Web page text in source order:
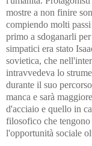
mostre a non finire
compiendo molti
primo a sdoganarli
simpatici era stato
sovietica, che
intravvedeva lo
durante il suo
manca e sarà
d'acciaio e quello in
filosofico che
l'opportunità sociale